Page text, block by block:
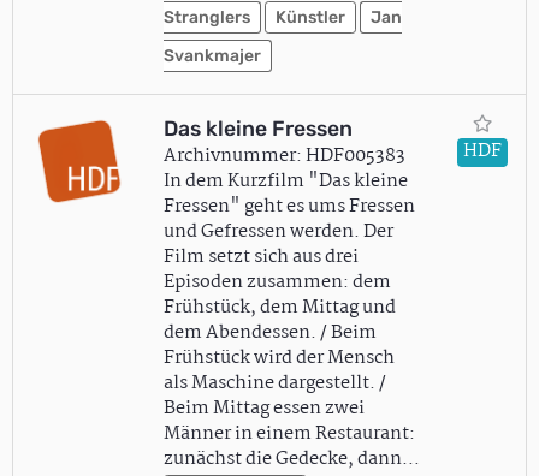
Stranglers
Künstler
Jan
Svankmajer
Das kleine Fressen
Archivnummer: HDF005383
In dem Kurzfilm "Das kleine
Fressen" geht es ums Fressen
und Gefressen werden. Der
Film setzt sich aus drei
Episoden zusammen: dem
Frühstück, dem Mittag und
dem Abendessen. / Beim
Frühstück wird der Mensch
als Maschine dargestellt. /
Beim Mittag essen zwei
Männer in einem Restaurant:
zunächst die Gedecke, dann…
HDF